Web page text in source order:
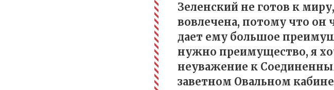
Зеленский не готов к
вовлечена, потому что он
дает ему большое
нужно преимущество, я
неуважение к
заветном Овальном